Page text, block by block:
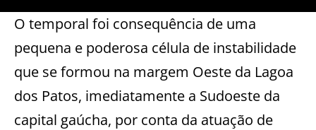
O temporal foi consequência de uma
pequena e poderosa célula de instabilidade
que se formou na margem Oeste da Lagoa
dos Patos, imediatamente a Sudoeste da
capital gaúcha, por conta da atuação de